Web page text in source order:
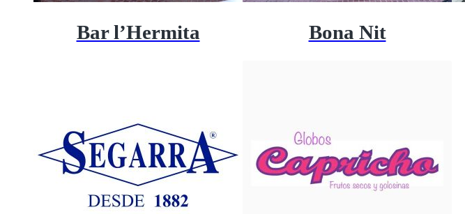
Bar l’Hermita Bona Nit